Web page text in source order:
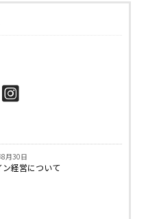
月30日
ン経営について